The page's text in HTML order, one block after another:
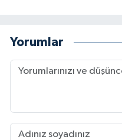
Yorumlar